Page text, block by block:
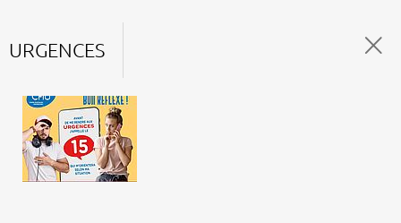
URGENCES